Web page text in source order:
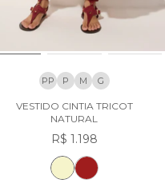
PP P M G
VESTIDO CINTIA TRICOT
NATURAL
R$ 1.198